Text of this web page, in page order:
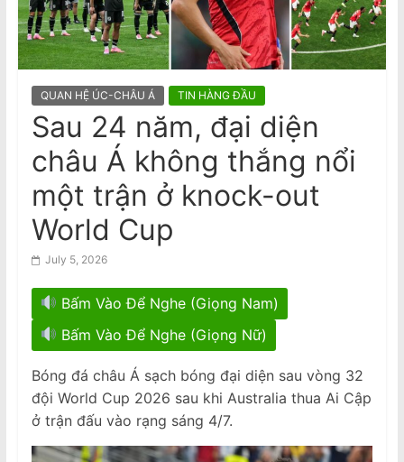
a
m
s
e
N
w
s
p
p
e
r
di dân, người tị nạn và du khách
quốc tế
Census 2026: Information for
migrants, refugees and international
visitors
QUAN HỆ ÚC-CHÂU Á TIN HÀNG ĐẦU
Sau 24 năm, đại diện
châu Á không thắng nổi
một trận ở knock-out
World Cup
July 5, 2026
Bấm Vào Để Nghe (Giọng Nam)
Bấm Vào Để Nghe (Giọng Nữ)
Bóng đá châu Á sạch bóng đại diện sau vòng 32
đội World Cup 2026 sau khi Australia thua Ai Cập
ở trận đấu vào rạng sáng 4/7.